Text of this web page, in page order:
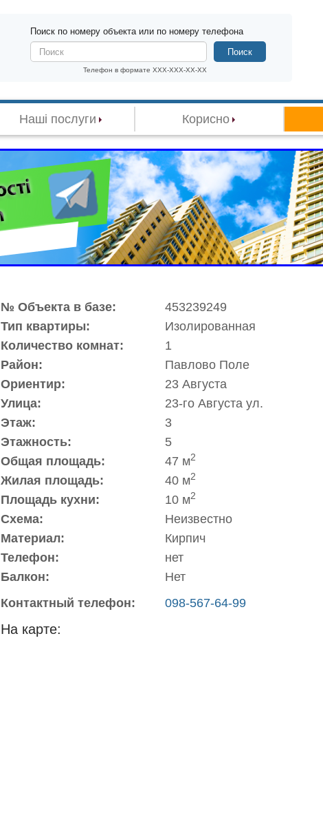
Поиск по номеру объекта или по номеру телефона
Телефон в формате XXX-XXX-XX-XX
Поиск
Наші послуги Корисно
№ Объекта в базе:
453239249
Тип квартиры:
Изолированная
Количество комнат:
1
Район:
Павлово Поле
Ориентир:
23 Августа
Улица:
23-го Августа ул.
Этаж:
3
Этажность:
5
Общая площадь:
47 м2
Жилая площадь: 40 м2
Площадь кухни: 10 м2
Схема:
Неизвестно
Материал:
Кирпич
Телефон:
нет
Балкон:
Нет
Контактный телефон:
098-567-64-99
На карте: